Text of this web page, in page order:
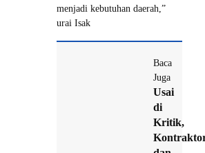
menjadi kebutuhan daerah,”
urai Isak
Baca
Juga
Usai
di
Kritik,